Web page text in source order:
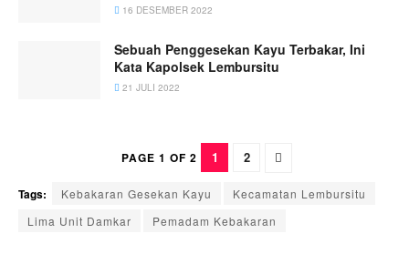
16 DESEMBER 2022
Sebuah Penggesekan Kayu Terbakar, Ini
Kata Kapolsek Lembursitu
21 JULI 2022
PAGE 1 OF 2 1 2
Tags: Kebakaran Gesekan Kayu
Kecamatan Lembursitu
Lima Unit Damkar
Pemadam Kebakaran